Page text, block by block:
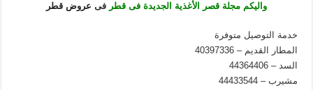
واليكم مجلة قصر الأغذية الجديدة فى قطر فى عروض قطر
خدمة التوصيل متوفرة
المطار القديم – 40397336
السد – 44364406
مشيرب – 44433544